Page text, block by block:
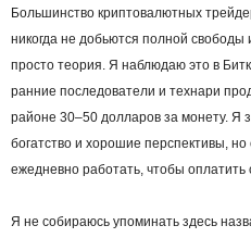
Большинство криптовалютных
никогда не добьются полной свободы
просто теория. Я наблюдаю это в
ранние последователи и технари
районе 30–50 долларов за монету. Я
богатство и хорошие перспективы,
ежедневно работать, чтобы оплатить
Я не собираюсь упоминать здесь